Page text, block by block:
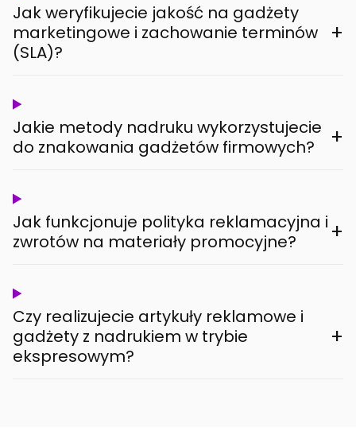
Jak weryfikujecie jakość na gadżety
marketingowe i zachowanie terminów
(SLA)?
+
Jakie metody nadruku wykorzystujecie
do znakowania gadżetów firmowych?
+
Jak funkcjonuje polityka reklamacyjna i
zwrotów na materiały promocyjne?
+
Czy realizujecie artykuły reklamowe i
gadżety z nadrukiem w trybie
ekspresowym?
+